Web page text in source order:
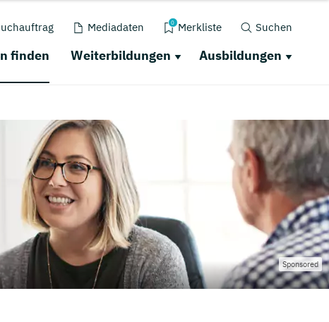
Mediadaten 0 Merkliste Suchen
finden Weiterbildungen Ausbildungen
Sponsored